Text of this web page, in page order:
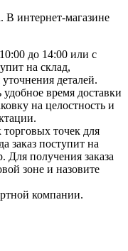
В интернет-магазине
до 14:00 или с
на склад,
деталей.
время доставки
на целостность и
точек для
заказ поступит на
Для получения заказа
зоне и назовите
компании.